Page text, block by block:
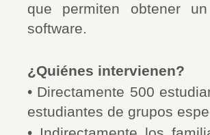
que permiten obtener
software.
¿Quiénes intervienen?
• Directamente 500
estudiantes de grupos